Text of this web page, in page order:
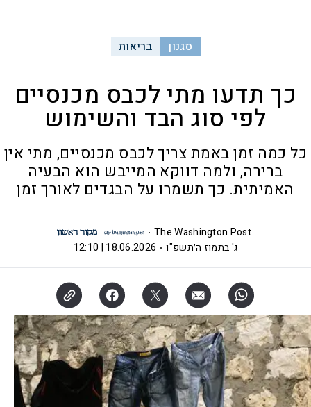
סגנון בריאות
כך תדעו מתי לכבס מכנסיים
לפי סוג הבד והשימוש
כל כמה זמן באמת צריך לכבס מכנסיים, מתי אין
ברירה, ולמה דווקא המייבש הוא הבעיה
האמיתית. כך תשמרו על הבגדים לאורך זמן
The Washington Post
ג' בתמוז ה׳תשפ"ו
18.06.2026 | 12:10